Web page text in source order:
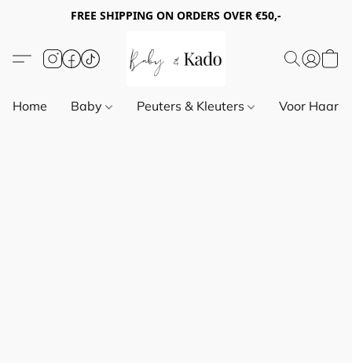
FREE SHIPPING ON ORDERS OVER €50,-
Home Baby Peuters & Kleuters Voor Haar